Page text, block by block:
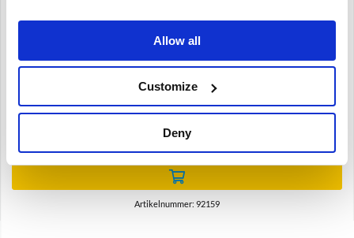
Allow all
Customize
Deny
Binnenverlichting chroomrand Volvo 444 445 92159
Artikelnummer: 92159